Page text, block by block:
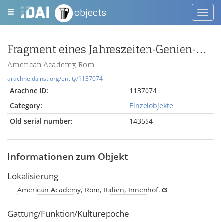
objects
Fragment eines Jahreszeiten-Genien-Deckels
American Academy, Rom
arachne.dainst.org/entity/1137074
Arachne ID:
1137074
Category:
Einzelobjekte
Old serial number:
143554
Informationen zum Objekt
Lokalisierung
American Academy, Rom, Italien, Innenhof.
Gattung/Funktion/Kulturepoche